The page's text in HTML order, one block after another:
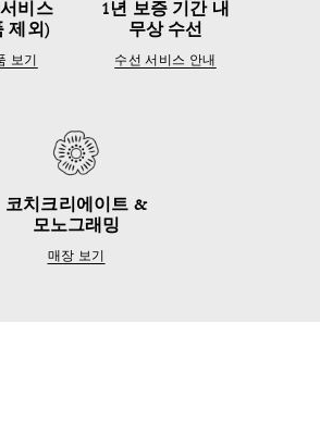
비스
제외)
보기
1년 보증 기간 내
무상 수선
수선 서비스 안내
코치크리에이트 &
모노그래밍
매장 보기